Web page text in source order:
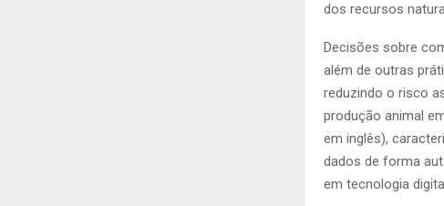
dos recursos
Decisões sobre
além de outras
reduzindo o risco
produção animal
em inglês),
dados de forma
em tecnologia